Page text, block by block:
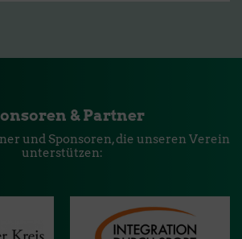
& Partner
und Sponsoren, die unseren Verein
unterstützen: